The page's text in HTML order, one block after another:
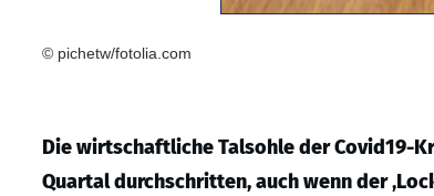
© pichetw/fotolia.com
Die wirtschaftliche Talsohle der Covid19-
Quartal durchschritten, auch wenn der